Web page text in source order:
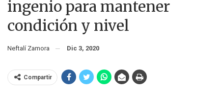
ingenio para mantener
condición y nivel
Neftalí Zamora Dic 3, 2020
Compartir